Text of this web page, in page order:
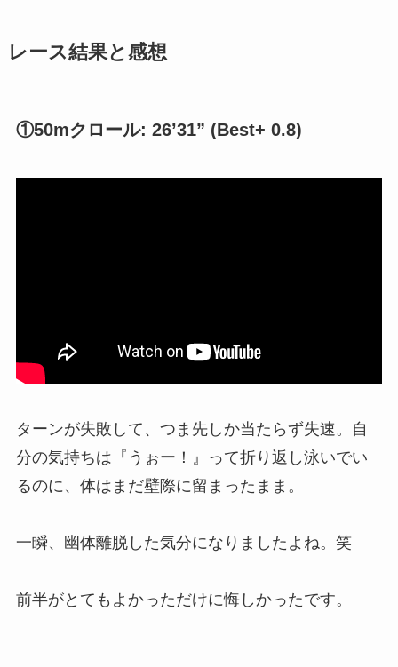
レース結果と感想
①50mクロール: 26’31” (Best+ 0.8)
ターンが失敗して、つま先しか当たらず失速。自
分の気持ちは『うぉー！』って折り返し泳いでい
るのに、体はまだ壁際に留まったまま。
一瞬、幽体離脱した気分になりましたよね。笑
前半がとてもよかっただけに悔しかったです。